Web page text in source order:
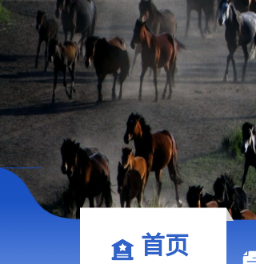
首页